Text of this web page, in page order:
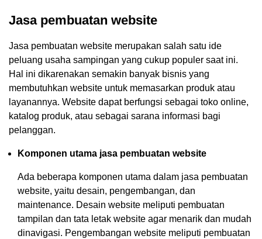
Jasa pembuatan website
Jasa pembuatan website merupakan salah satu ide
peluang usaha sampingan yang cukup populer saat ini.
Hal ini dikarenakan semakin banyak bisnis yang
membutuhkan website untuk memasarkan produk atau
layanannya. Website dapat berfungsi sebagai toko online,
katalog produk, atau sebagai sarana informasi bagi
pelanggan.
Komponen utama jasa pembuatan website
Ada beberapa komponen utama dalam jasa pembuatan
website, yaitu desain, pengembangan, dan
maintenance. Desain website meliputi pembuatan
tampilan dan tata letak website agar menarik dan mudah
dinavigasi. Pengembangan website meliputi pembuatan